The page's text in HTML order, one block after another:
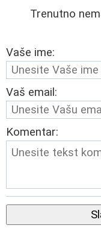
Trenutno
Vaše ime:
Vaš email:
Komentar: